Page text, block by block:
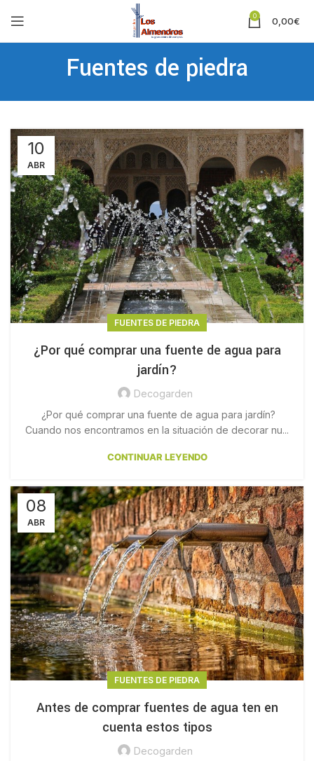
0 0,00€
Fuentes de piedra
10
ABR
FUENTES DE PIEDRA
¿Por qué comprar una fuente de agua para
jardín?
Decogarden
¿Por qué comprar una fuente de agua para jardín?
Cuando nos encontramos en la situación de decorar nu...
CONTINUAR LEYENDO
08
ABR
FUENTES DE PIEDRA
Antes de comprar fuentes de agua ten en
cuenta estos tipos
Decogarden